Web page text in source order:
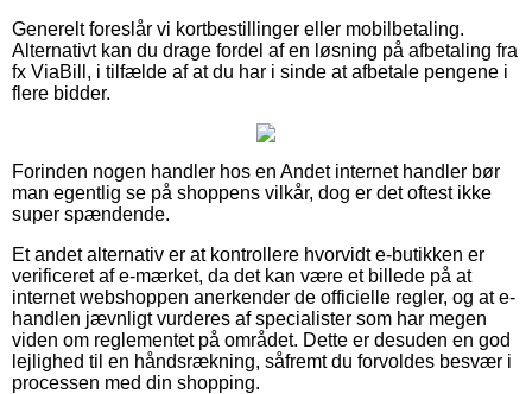
Generelt foreslår vi kortbestillinger eller mobilbetaling.
Alternativt kan du drage fordel af en løsning på afbetaling fra
fx ViaBill, i tilfælde af at du har i sinde at afbetale pengene i
flere bidder.
Forinden nogen handler hos en Andet internet handler bør
man egentlig se på shoppens vilkår, dog er det oftest ikke
super spændende.
Et andet alternativ er at kontrollere hvorvidt e-butikken er
verificeret af e-mærket, da det kan være et billede på at
internet webshoppen anerkender de officielle regler, og at e-
handlen jævnligt vurderes af specialister som har megen
viden om reglementet på området. Dette er desuden en god
lejlighed til en håndsrækning, såfremt du forvoldes besvær i
processen med din shopping.